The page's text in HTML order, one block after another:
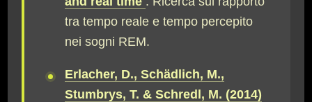
tra tempo reale e tempo percepito
nei sogni REM.
Erlacher, D., Schädlich, M.,
Stumbrys, T. & Schredl, M. (2014)